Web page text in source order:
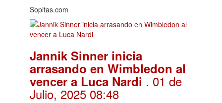
Sopitas.com
Jannik Sinner inicia
arrasando en Wimbledon al
vencer a Luca Nardi . 01 de
Julio, 2025 08:48